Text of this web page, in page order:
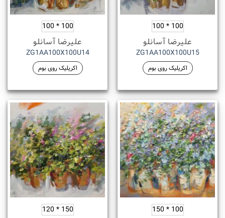
100 * 100
علیرضا آسانلو
ZG1AA100X100U15
اکریلیک روی بوم
100 * 100
علیرضا آسانلو
ZG1AA100X100U14
اکریلیک روی بوم
100 * 150
150 * 120